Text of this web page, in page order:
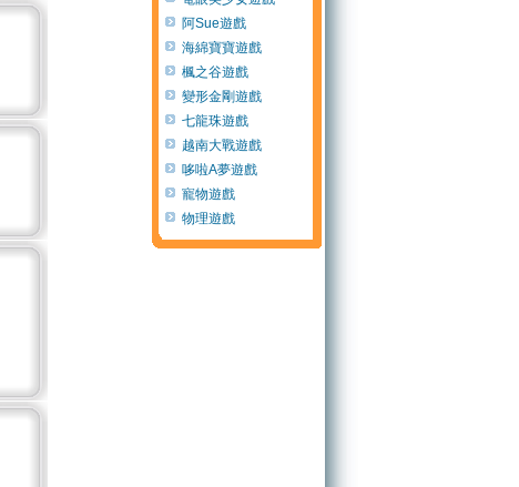
阿Sue遊戲
海綿寶寶遊戲
楓之谷遊戲
變形金剛遊戲
七龍珠遊戲
越南大戰遊戲
哆啦A夢遊戲
寵物遊戲
物理遊戲